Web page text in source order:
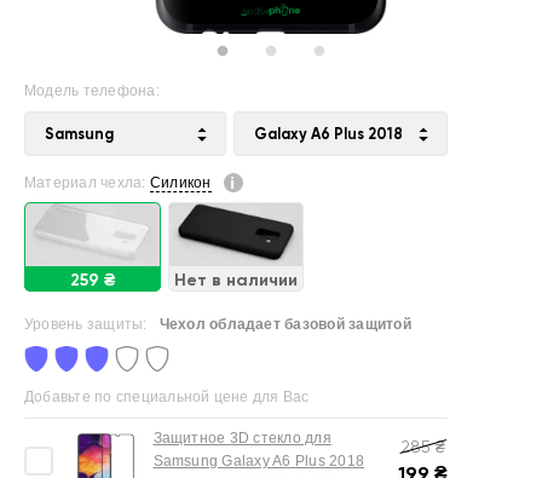
Модель телефона:
Samsung Galaxy A6 Plus 2018
Материал чехла: Силикон
259 ₴ Нет в наличии
Уровень защиты: Чехол обладает базовой защитой
Добавьте по специальной цене для Вас
Защитное 3D стекло для
Samsung Galaxy A6 Plus 2018
285₴